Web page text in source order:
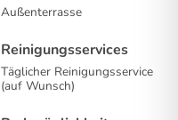
Außenterrasse
Reinigungsservices
Täglicher Reinigungsservice
(auf Wunsch)